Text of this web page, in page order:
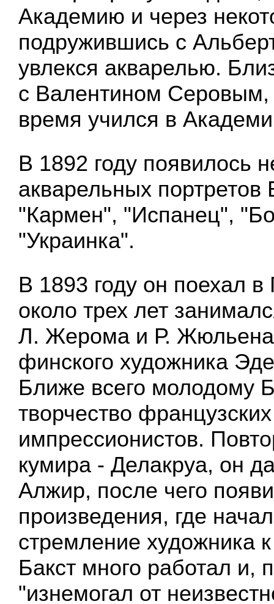
Академию и через
подружившись с
увлекся акварелью.
с Валентином Серовым,
время учился в
В 1892 году появилось
акварельных портретов
"Кармен", "Испанец",
"Украинка".
В 1893 году он поехал
около трех лет
Л. Жерома и Р.
финского художника
Ближе всего молодому
творчество
импрессионистов.
кумира - Делакруа, он
Алжир, после чего
произведения, где
стремление художника
Бакст много работал и,
"изнемогал от